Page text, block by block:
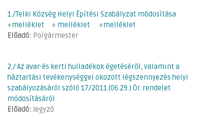
1./Telki Község Helyi Építési Szabályzat módosítása
+melléklet + melléklet +melléklet
Előadó: Polgármester
2./ Az avar-és kerti hulladékok égetéséről, valamint a
háztartási tevékenységgel okozott légszennyezés helyi
szabályozásáról szóló 17/2011.(06.29.) Ör. rendelet
módosításáról
Előadó: Jegyző